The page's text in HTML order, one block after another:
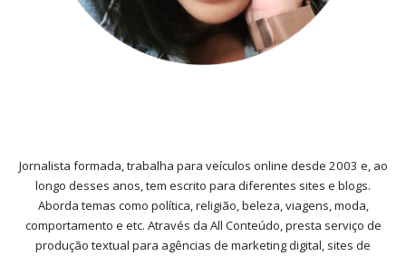
Jornalista formada, trabalha para veículos online desde 2003 e, ao
longo desses anos, tem escrito para diferentes sites e blogs.
Aborda temas como política, religião, beleza, viagens, moda,
comportamento e etc. Através da All Conteúdo, presta serviço de
produção textual para agências de marketing digital, sites de